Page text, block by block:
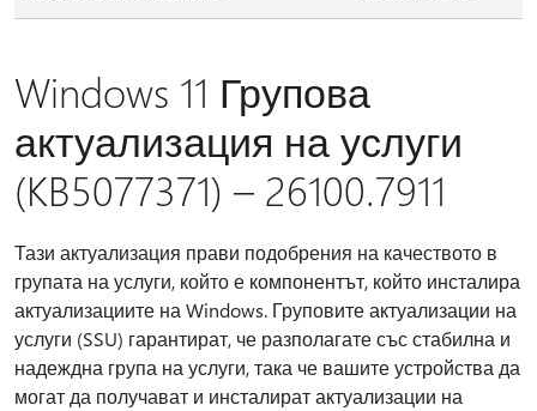
Windows 11 Групова
актуализация на услуги
(KB5077371) – 26100.7911
Тази актуализация прави подобрения на качеството в
групата на услуги, който е компонентът, който инсталира
актуализациите на Windows. Груповите актуализации на
услуги (SSU) гарантират, че разполагате със стабилна и
надеждна група на услуги, така че вашите устройства да
могат да получават и инсталират актуализации на